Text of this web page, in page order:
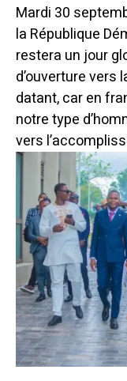
Mardi 30
la République
restera un jour
d’ouverture vers
datant, car en
notre type
vers